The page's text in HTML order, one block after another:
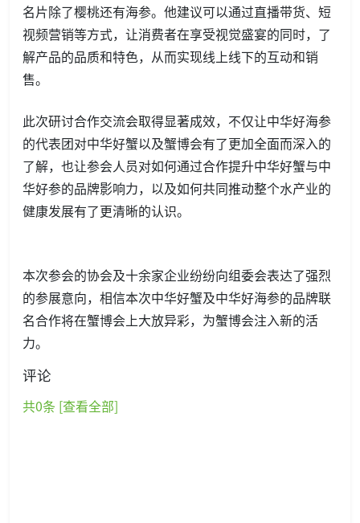
名片除了樱桃还有海参。他建议可以通过直播带货、短
视频营销等方式，让消费者在享受视觉盛宴的同时，了
解产品的品质和特色，从而实现线上线下的互动和销
售。
此次研讨合作交流会取得显著成效，不仅让中华好海参
的代表团对中华好蟹以及蟹博会有了更加全面而深入的
了解，也让参会人员对如何通过合作提升中华好蟹与中
华好参的品牌影响力，以及如何共同推动整个水产业的
健康发展有了更清晰的认识。
本次参会的协会及十余家企业纷纷向组委会表达了强烈
的参展意向，相信本次中华好蟹及中华好海参的品牌联
名合作将在蟹博会上大放异彩，为蟹博会注入新的活
力。
评论
共0条 [查看全部]